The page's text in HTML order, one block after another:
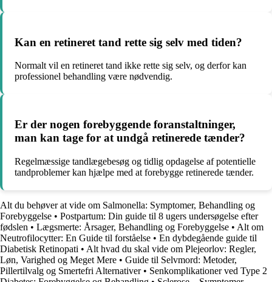
Kan en retineret tand rette sig selv med tiden?
Normalt vil en retineret tand ikke rette sig selv, og derfor kan
professionel behandling være nødvendig.
Er der nogen forebyggende foranstaltninger,
man kan tage for at undgå retinerede tænder?
Regelmæssige tandlægebesøg og tidlig opdagelse af potentielle
tandproblemer kan hjælpe med at forebygge retinerede tænder.
Alt du behøver at vide om Salmonella: Symptomer, Behandling og
Forebyggelse • Postpartum: Din guide til 8 ugers undersøgelse efter
fødslen • Lægsmerte: Årsager, Behandling og Forebyggelse • Alt om
Neutrofilocytter: En Guide til forståelse • En dybdegående guide til
Diabetisk Retinopati • Alt hvad du skal vide om Plejeorlov: Regler,
Løn, Varighed og Meget Mere • Guide til Selvmord: Metoder,
Pillertilvalg og Smertefri Alternativer• Senkomplikationer ved Type 2